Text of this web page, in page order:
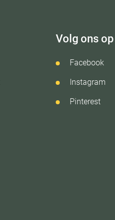
Volg ons op
Facebook
Instagram
Pinterest